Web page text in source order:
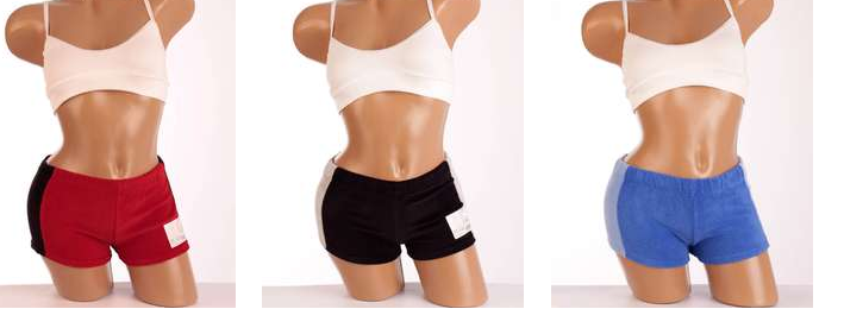
Характеристики:
материал:
велюр
состав ткани:
% полиэстер
сезон: осень
спортивный
мини
назначение:
для
тренировок
детали:
на резинке
Характеристики:
материал:
велюр
состав ткани:
% полиэстер
сезон: осень
спортивный
мини
назначение:
для
тренировок
детали:
на резинке
Характеристики:
материал: велюр
состав ткани:
% полиэстер
осень
спортивный
мини
назначение:
для
тренировок
детали: